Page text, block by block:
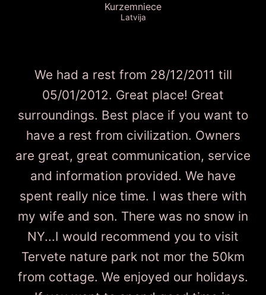
Kurzemniece
Latvija
We had a rest from 28/12/2011 till
05/01/2012. Great place! Great
surroundings. Best place if you want to
have a rest from civilization. Owners
are great, great communication, service
and information provided. We have
spent really nice time. I was there with
my wife and son. There was no snow in
NY...I would recommend you to visit
Tervete nature park not mor the 50km
from cottage. We enjoyed our holidays.